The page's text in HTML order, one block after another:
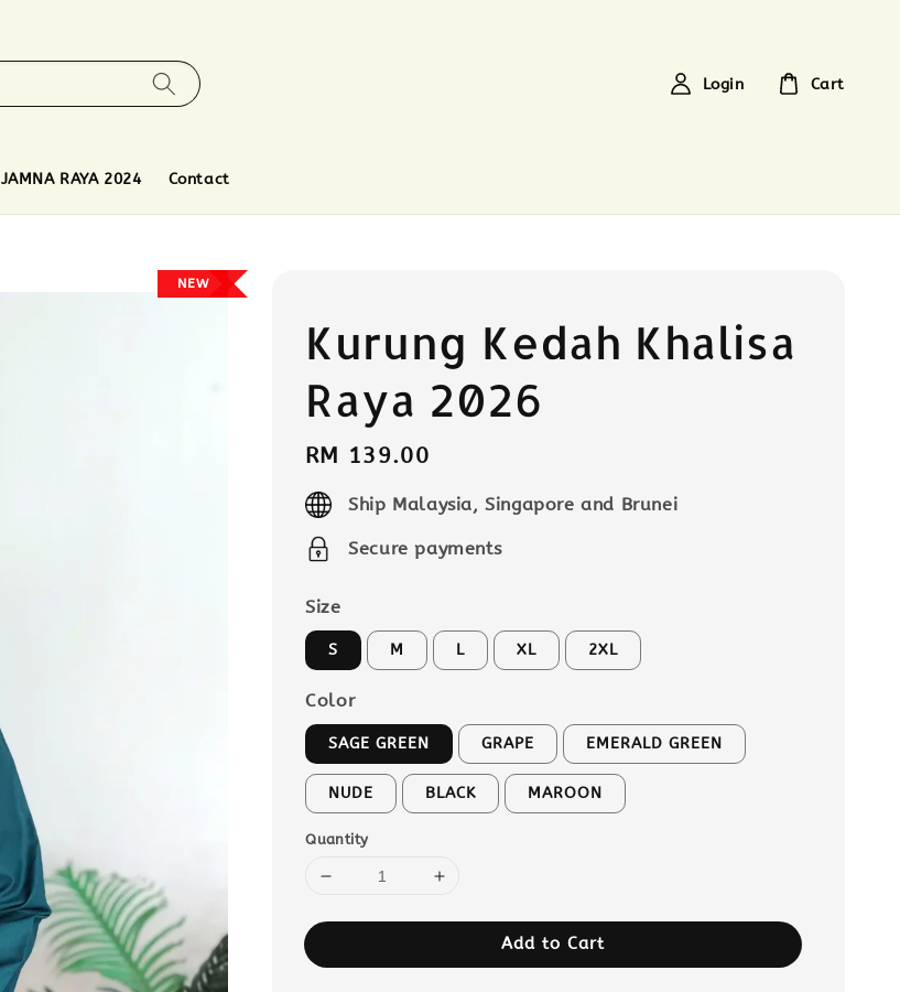
JAMNA RAYA 2024 Contact
Login Cart
NEW
Kurung Kedah Khalisa
Raya 2026
Regular
price
RM 139.00
Ship Malaysia, Singapore and Brunei
Secure payments
Size
S M L XL 2XL
Color
SAGE GREEN GRAPE EMERALD GREEN
NUDE BLACK MAROON
Quantity
Add to Cart